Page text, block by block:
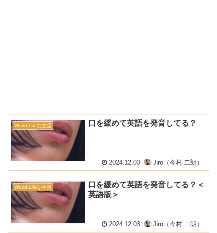
World Lifeな生活 口を緩めて英語を発音してる？
2024.12.03 Jiro（今村 二朗）
World Lifeな生活
口を緩めて英語を発音してる？＜
英語版＞
2024.12.03 Jiro（今村 二朗）